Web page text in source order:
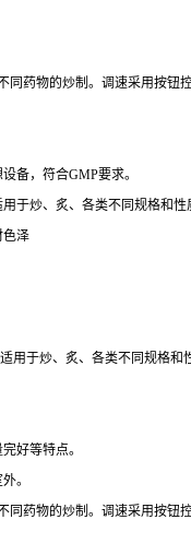
药物的炒制。调速采用按
备，符合GMP要求。
炒、炙、各类不同规格和
色泽
于炒、炙、各类不同规格
好等特点。
。
药物的炒制。调速采用按